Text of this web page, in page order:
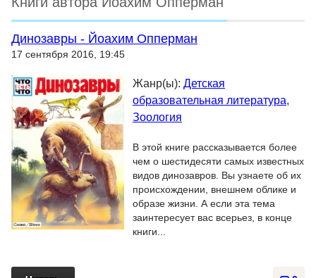
Динозавры - Йоахим Опперман
17 сентября 2016, 19:45
Жанр(ы): Детская
образовательная литература,
Зоология
В этой книге рассказывается более
чем о шестидесяти самых известных
видов динозавров. Вы узнаете об их
происхождении, внешнем облике и
образе жизни. А если эта тема
заинтересует вас всерьез, в конце
книги...